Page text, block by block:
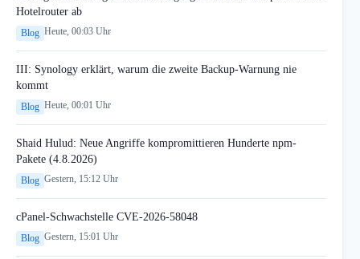
Hotelrouter ab
Blog Heute, 00:03 Uhr
III: Synology erklärt, warum die zweite Backup-Warnung nie
kommt
Blog Heute, 00:01 Uhr
Shaid Hulud: Neue Angriffe kompromittieren Hunderte npm-
Pakete (4.8.2026)
Blog Gestern, 15:12 Uhr
cPanel-Schwachstelle CVE-2026-58048
Blog Gestern, 15:01 Uhr